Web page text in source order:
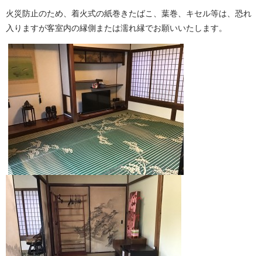
火災防止のため、着火式の紙巻きたばこ、葉巻、キセル等は、恐れ
入りますが客室内の縁側または濡れ縁でお願いいたします。